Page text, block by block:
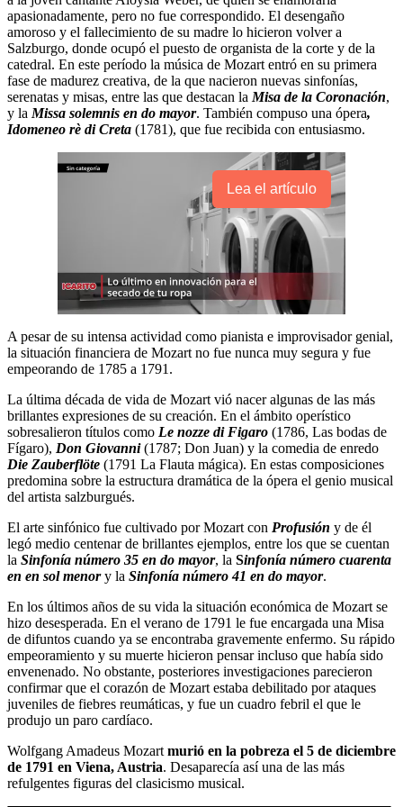
apasionadamente, pero no fue correspondido. El desengaño
amoroso y el fallecimiento de su madre lo hicieron volver a
Salzburgo, donde ocupó el puesto de organista de la corte y de la
catedral. En este período la música de Mozart entró en su primera
fase de madurez creativa, de la que nacieron nuevas sinfonías,
serenatas y misas, entre las que destacan la Misa de la Coronación,
y la Missa solemnis en do mayor. También compuso una ópera,
Idomeneo rè di Creta (1781), que fue recibida con entusiasmo.
Lea el artículo
A pesar de su intensa actividad como pianista e improvisador genial,
la situación financiera de Mozart no fue nunca muy segura y fue
empeorando de 1785 a 1791.
La última década de vida de Mozart vió nacer algunas de las más
brillantes expresiones de su creación. En el ámbito operístico
sobresalieron títulos como Le nozze di Figaro (1786, Las bodas de
Fígaro), Don Giovanni(1787; Don Juan) y la comedia de enredo
Die Zauberflöte (1791 La Flauta mágica). En estas composiciones
predomina sobre la estructura dramática de la ópera el genio musical
del artista salzburgués.
El arte sinfónico fue cultivado por Mozart con Profusión y de él
legó medio centenar de brillantes ejemplos, entre los que se cuentan
la Sinfonía número 35 en do mayor, la Sinfonía número cuarenta
en en sol menory la Sinfonía número 41 en do mayor.
En los últimos años de su vida la situación económica de Mozart se
hizo desesperada. En el verano de 1791 le fue encargada una Misa
de difuntos cuando ya se encontraba gravemente enfermo. Su rápido
empeoramiento y su muerte hicieron pensar incluso que había sido
envenenado. No obstante, posteriores investigaciones parecieron
confirmar que el corazón de Mozart estaba debilitado por ataques
juveniles de fiebres reumáticas, y fue un cuadro febril el que le
produjo un paro cardíaco.
Wolfgang Amadeus Mozart murió en la pobreza el 5 de diciembre
de 1791 en Viena, Austria. Desaparecía así una de las más
refulgentes figuras del clasicismo musical.